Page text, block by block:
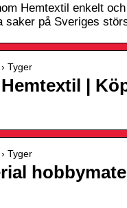
Hemtextil enkelt
saker på Sveriges
Tyger
|
Tyger